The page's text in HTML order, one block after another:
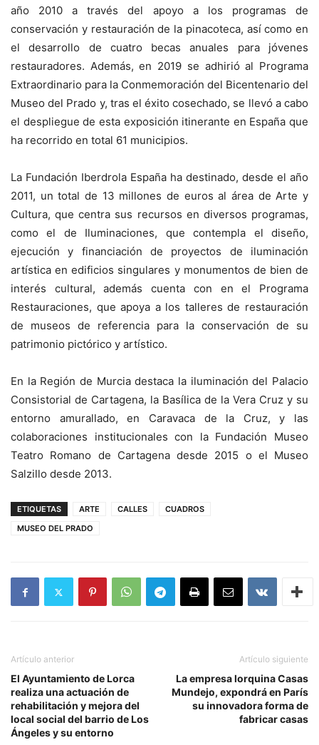
año 2010 a través del apoyo a los programas de
conservación y restauración de la pinacoteca, así como en
el desarrollo de cuatro becas anuales para jóvenes
restauradores. Además, en 2019 se adhirió al Programa
Extraordinario para la Conmemoración del Bicentenario del
Museo del Prado y, tras el éxito cosechado, se llevó a cabo
el despliegue de esta exposición itinerante en España que
ha recorrido en total 61 municipios.
La Fundación Iberdrola España ha destinado, desde el año
2011, un total de 13 millones de euros al área de Arte y
Cultura, que centra sus recursos en diversos programas,
como el de Iluminaciones, que contempla el diseño,
ejecución y financiación de proyectos de iluminación
artística en edificios singulares y monumentos de bien de
interés cultural, además cuenta con en el Programa
Restauraciones, que apoya a los talleres de restauración
de museos de referencia para la conservación de su
patrimonio pictórico y artístico.
En la Región de Murcia destaca la iluminación del Palacio
Consistorial de Cartagena, la Basílica de la Vera Cruz y su
entorno amurallado, en Caravaca de la Cruz, y las
colaboraciones institucionales con la Fundación Museo
Teatro Romano de Cartagena desde 2015 o el Museo
Salzillo desde 2013.
ETIQUETAS ARTE CALLES
CUADROS
MUSEO DEL PRADO
Artículo anterior
El Ayuntamiento de Lorca
realiza una actuación de
rehabilitación y mejora del
local social del barrio de Los
Ángeles y su entorno
Artículo siguiente
La empresa lorquina Casas
Mundejo, expondrá en París
su innovadora forma de
fabricar casas